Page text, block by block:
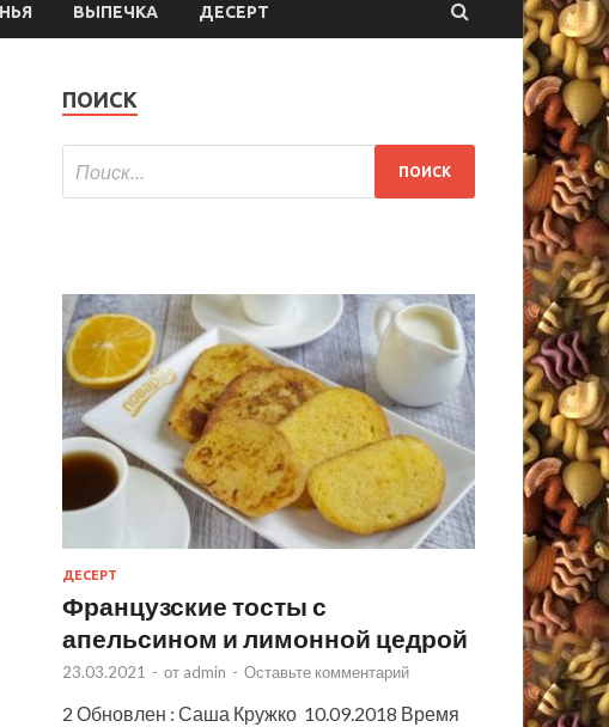
ВЫПЕЧКА ДЕСЕРТ
ПОИСК
ДЕСЕРТ
Французские тосты с
апельсином и лимонной цедрой
23.03.2021 - от admin - Оставьте комментарий
2 Обновлен : Саша Кружко 10.09.2018 Время